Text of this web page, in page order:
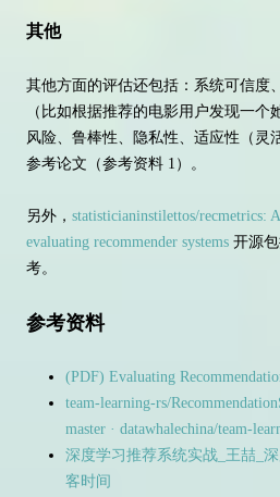
其他
其他方面的评估还包括：系统可信度
（比如根据推荐的电影用户发现一个
风险、鲁棒性、隐私性、适应性（灵
参考论文（参考资料 1）。
另外， statisticianinstilettos/recmetrics:
evaluating recommender systems 开源
考。
参考资料
(PDF) Evaluating
team-learning-rs/
master · datawhalechina/team-
深度学习推荐系统实战_王喆_
客时间